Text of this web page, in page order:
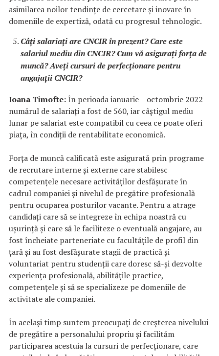
asimilarea noilor tendințe de cercetare și inovare în
domeniile de expertiză, odată cu progresul tehnologic.
Câți salariați are CNCIR în prezent? Care este
salariul mediu din CNCIR? Cum vă asigurați forța de
muncă? Aveți cursuri de perfecționare pentru
angajații CNCIR?
Ioana Timofte:În perioada ianuarie – octombrie 2022
numărul de salariați a fost de 560, iar câștigul mediu
lunar pe salariat este compatibil cu ceea ce poate oferi
piața, în condiții de rentabilitate economică.
Forța de muncă calificată este asigurată prin programe
de recrutare interne și externe care stabilesc
competențele necesare activităților desfășurate în
cadrul companiei și nivelul de pregătire profesională
pentru ocuparea posturilor vacante. Pentru a atrage
candidați care să se integreze în echipa noastră cu
ușurință și care să le faciliteze o eventuală angajare, au
fost încheiate parteneriate cu facultățile de profil din
țară și au fost desfășurate stagii de practică și
voluntariat pentru studenții care doresc să-și dezvolte
experiența profesională, abilitățile practice,
competențele și să se specializeze pe domeniile de
activitate ale companiei.
În același timp suntem preocupați de creșterea nivelului
de pregătire a personalului propriu și facilităm
participarea acestuia la cursuri de perfecționare, care